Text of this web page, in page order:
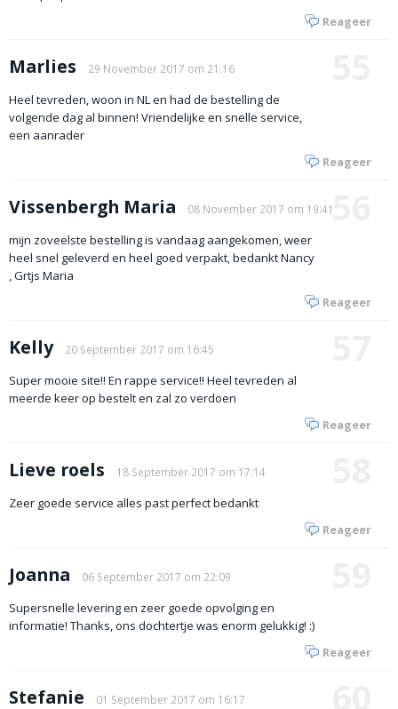
Reageer
Marlies 29 November 2017 om 21:16
Heel tevreden, woon in NL en had de bestelling de
volgende dag al binnen! Vriendelijke en snelle service,
een aanrader
Reageer
Vissenbergh Maria 08 November 2017 om 19:41
mijn zoveelste bestelling is vandaag aangekomen, weer
heel snel geleverd en heel goed verpakt, bedankt Nancy
, Grtjs Maria
Reageer
Kelly 20 September 2017 om 16:45
Super mooie site!! En rappe service!! Heel tevreden al
meerde keer op bestelt en zal zo verdoen
Reageer
Lieve roels 18 September 2017 om 17:14
Zeer goede service alles past perfect bedankt
Reageer
Joanna 06 September 2017 om 22:09
Supersnelle levering en zeer goede opvolging en
informatie! Thanks, ons dochtertje was enorm gelukkig! :)
Reageer
Stefanie 01 September 2017 om 16:17